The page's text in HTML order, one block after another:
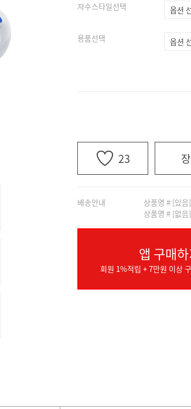
자수스타일선택
용품선택
23
배송안내
상품명 # [있
상품명 # [없
앱 구매
회원 1%적립 + 7만원 이상